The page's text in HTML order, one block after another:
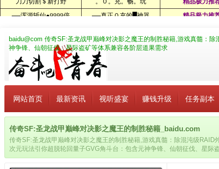
baidu@com 传奇SF:圣龙战甲巅峰对决影之魔王的制胜秘籍,游戏真髓：
神争锋、仙朝征伐、星际盗矿等体系兼容各阶层道果需求
网站首页 最新资讯 视听盛宴 赚钱升级 任务副本
传奇SF:圣龙战甲巅峰对决影之魔王的制胜秘籍_baidu.com
传奇SF:圣龙战甲巅峰对决影之魔王的制胜秘籍,游戏真髓：除混沌级RAID
次元玩法引你超脱轮回量子GVG角斗台：包含元神争锋、仙朝征伐、星际